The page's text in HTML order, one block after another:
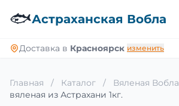
🐟Астраханская Вобла
Доставка в Красноярск изменить
Главная / Каталог / Вяленая Вобла
вяленая из Астрахани 1кг.